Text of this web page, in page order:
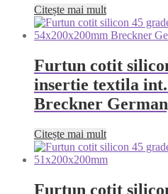
Citește mai mult
Furtun cotit
insertie textila int.
Breckner
Citește mai mult
Furtun cotit